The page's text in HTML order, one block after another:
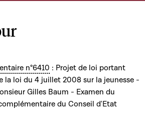
n°6410 : Projet de loi portant
la loi du 4 juillet 2008 sur la jeunesse -
Gilles Baum - Examen du
du Conseil d'Etat